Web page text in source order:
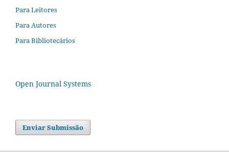
Para Leitores
Para Autores
Para Bibliotecários
Open Journal Systems
Enviar Submissão